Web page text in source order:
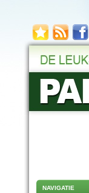
NAVIGATIE